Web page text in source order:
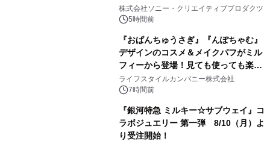
株式会社ソニー・クリエイティブプロダクツ
5時間前
『おぱんちゅうさぎ』『んぽちゃむ』
デザインのコスメ＆メイクパフがミル
フィーから登場！見ても使っても楽し
い、ポップでキュートなコレクショ
ン。
ライフスタイルカンパニー株式会社
7時間前
『銀河特急 ミルキー☆サブウェイ』コ
ラボジュエリー 第一弾 8/10（月）よ
り受注開始！